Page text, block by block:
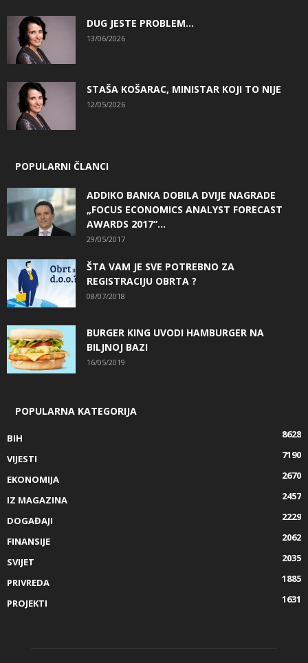
DUG JESTE PROBLEM…
13/06/2026
STAŠA KOŠARAC, MINISTAR KOJI TO NIJE
12/05/2026
POPULARNI ČLANCI
ADDIKO BANKA DOBILA DVIJE NAGRADE
„FOCUS ECONOMICS ANALYST FORECAST
AWARDS 2017“...
29/05/2017
ŠTA VAM JE SVE POTREBNO ZA
REGISTRACIJU OBRTA ?
08/07/2018
BURGER KING UVODI HAMBURGER NA
BILJNOJ BAZI
16/05/2019
POPULARNA KATEGORIJA
BIH
8628
VIJESTI
7190
EKONOMIJA
2670
IZ MAGAZINA
2457
DOGAĐAJI
2229
FINANSIJE
2062
SVIJET
2035
PRIVREDA
1885
PROJEKTI
1631